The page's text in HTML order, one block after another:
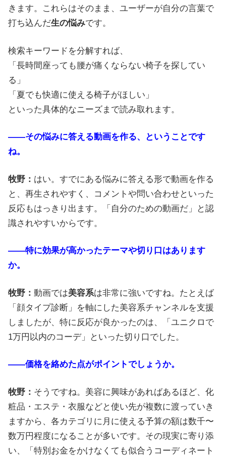
きます。これらはそのまま、ユーザーが自分の言葉で
打ち込んだ生の悩みです。
検索キーワードを分解すれば、
「長時間座っても腰が痛くならない椅子を探してい
る」
「夏でも快適に使える椅子がほしい」
といった具体的なニーズまで読み取れます。
――その悩みに答える動画を作る、ということです
ね。
牧野： はい。すでにある悩みに答える形で動画を作る
と、再生されやすく、コメントや問い合わせといった
反応もはっきり出ます。「自分のための動画だ」と認
識されやすいからです。
――特に効果が高かったテーマや切り口はあります
か。
牧野： 動画では美容系は非常に強いですね。たとえば
「顔タイプ診断」を軸にした美容系チャンネルを支援
しましたが、特に反応が良かったのは、「ユニクロで
1万円以内のコーデ」といった切り口でした。
――価格を絡めた点がポイントでしょうか。
牧野： そうですね。美容に興味があればあるほど、化
粧品・エステ・衣服などと使い先が複数に渡っていき
ますから、各カテゴリに月に使える予算の額は数千〜
数万円程度になることが多いです。その現実に寄り添
い、「特別お金をかけなくても似合うコーディネート